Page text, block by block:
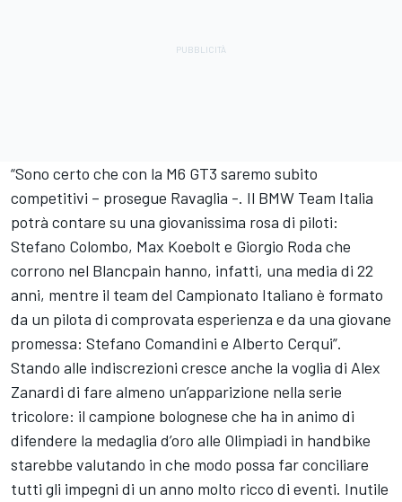
“Sono certo che con la M6 GT3 saremo subito
competitivi – prosegue Ravaglia -. Il BMW Team Italia
potrà contare su una giovanissima rosa di piloti:
Stefano Colombo, Max Koebolt e Giorgio Roda che
corrono nel Blancpain hanno, infatti, una media di 22
anni, mentre il team del Campionato Italiano è formato
da un pilota di comprovata esperienza e da una giovane
promessa: Stefano Comandini e Alberto Cerqui”.
Stando alle indiscrezioni cresce anche la voglia di Alex
Zanardi di fare almeno un’apparizione nella serie
tricolore: il campione bolognese che ha in animo di
difendere la medaglia d’oro alle Olimpiadi in handbike
starebbe valutando in che modo possa far conciliare
tutti gli impegni di un anno molto ricco di eventi. Inutile